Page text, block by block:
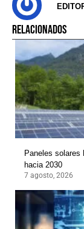
RELACIONADOS
Paneles solares
hacia 2030
7 agosto, 2026